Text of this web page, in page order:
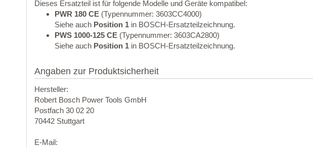
Dieses Ersatzteil ist für folgende Modelle und Geräte kompatibel:
PWR 180 CE (Typennummer: 3603CC4000)
Siehe auch Position 1 in BOSCH-Ersatzteilzeichnung.
PWS 1000-125 CE (Typennummer: 3603CA2800)
Siehe auch Position 1 in BOSCH-Ersatzteilzeichnung.
Angaben zur Produktsicherheit
Hersteller:
Robert Bosch Power Tools GmbH
Postfach 30 02 20
70442 Stuttgart
E-Mail: